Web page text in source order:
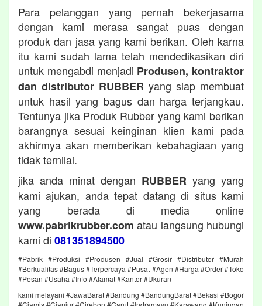
Para pelanggan yang pernah bekerjasama
dengan kami merasa sangat puas dengan
produk dan jasa yang kami berikan. Oleh karna
itu kami sudah lama telah mendedikasikan diri
untuk mengabdi menjadi Produsen, kontraktor
dan distributor RUBBER yang siap membuat
untuk hasil yang bagus dan harga terjangkau.
Tentunya jika Produk Rubber yang kami berikan
barangnya sesuai keinginan klien kami pada
akhirmya akan memberikan kebahagiaan yang
tidak ternilai.
jika anda minat dengan RUBBER yang yang
kami ajukan, anda tepat datang di situs kami
yang berada di media online
www.pabrikrubber.com atau langsung hubungi
kami di 081351894500
#Pabrik #Produksi #Produsen #Jual #Grosir #Distributor #Murah
#Berkualitas #Bagus #Terpercaya #Pusat #Agen #Harga #Order #Toko
#Pesan #Usaha #Info #Alamat #Kantor #Ukuran
kami melayani #JawaBarat #Bandung #BandungBarat #Bekasi #Bogor